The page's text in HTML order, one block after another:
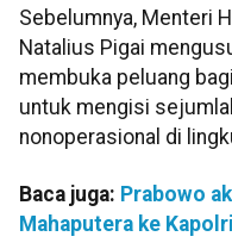
Sebelumnya, Menteri
Natalius Pigai
membuka peluang
untuk mengisi
nonoperasional di
Baca juga: Prabowo
Mahaputera ke